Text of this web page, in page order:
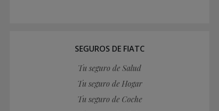
SEGUROS DE FIATC
Tu seguro de Salud
Tu seguro de Hogar
Tu seguro de Coche